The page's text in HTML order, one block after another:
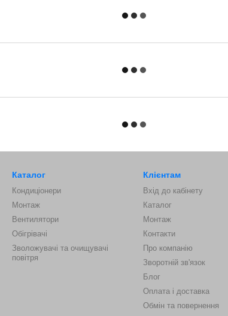
Каталог
Кондиціонери
Монтаж
Вентилятори
Обігрівачі
Зволожувачі та очищувачі
повітря
Клієнтам
Вхід до кабінету
Каталог
Монтаж
Контакти
Про компанію
Зворотній зв'язок
Блог
Оплата і доставка
Обмін та повернення